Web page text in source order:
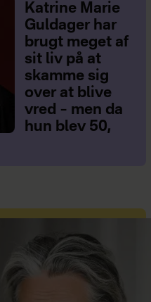
Katrine Marie
Guldager har
brugt meget af
sit liv på at
skamme sig
over at blive
vred – men da
hun blev 50,